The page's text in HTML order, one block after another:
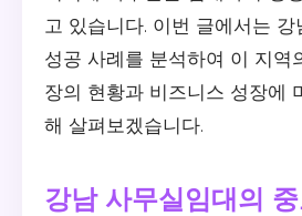
고 있습니다. 이번 글에서는
성공 사례를 분석하여 이 지역
장의 현황과 비즈니스 성장에
해 살펴보겠습니다.
강남 사무실임대의